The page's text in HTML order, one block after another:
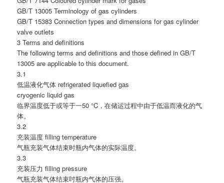
GB/T 13005 Terminology of gas cylinders
GB/T 15383 Connection types and dimensions for gas cylinder
valve outlets
3 Terms and definitions
The following terms and definitions and those defined in GB/T
13005 are applicable to this document.
3.1
低温液化气体 refrigerated liquefied gas
cryogenic liquid gas
临界温度低于或等于一50 °C，在储运过程中由于低温而液化的气
体。
3.2
充装温度 filling temperature
气瓶充装气体结束时瓶内气体的实际温度。
3.3
充装压力 filling pressure
气瓶充装气体结束吋瓶内气体的压强。